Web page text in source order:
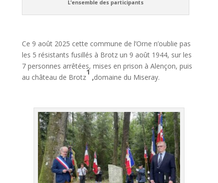
L’ensemble des participants
Ce 9 août 2025 cette commune de l’Orne n’oublie pas
les 5 résistants fusillés à Brotz un 9 août 1944, sur les
7 personnes arrêtées, mises en prison à Alençon, puis
au château de Brotz
1
,domaine du Miseray.